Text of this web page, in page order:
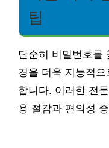
팁
단순히 비밀번호를
경을 더욱 지능적
합니다. 이러한 전
용 절감과 편의성